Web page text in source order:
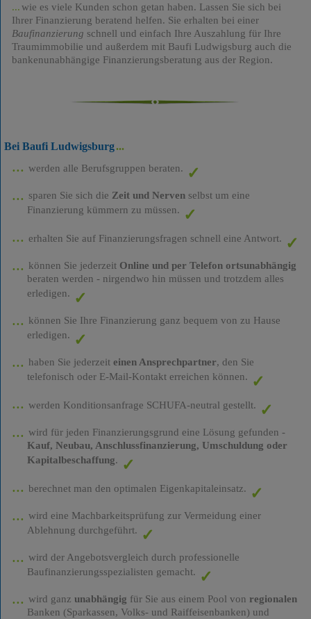
wie es viele Kunden schon getan haben. Lassen Sie sich bei
Ihrer Finanzierung beratend helfen. Sie erhalten bei einer
Baufinanzierung schnell und einfach Ihre Auszahlung für Ihre
Traumimmobilie und außerdem mit Baufi Ludwigsburg auch die
bankenunabhängige Finanzierungsberatung aus der Region.
Bei Baufi Ludwigsburg
werden alle Berufsgruppen beraten.
sparen Sie sich die Zeit und Nervenselbst um eine
Finanzierung kümmern zu müssen.
erhalten Sie auf Finanzierungsfragen schnell eine Antwort.
können Sie jederzeit Online und per Telefon ortsunabhängig
beraten werden - nirgendwo hin müssen und trotzdem alles
erledigen.
können Sie Ihre Finanzierung ganz bequem von zu Hause
erledigen.
haben Sie jederzeit einen Ansprechpartner, den Sie
telefonisch oder E-Mail-Kontakt erreichen können.
werden Konditionsanfrage SCHUFA-neutral gestellt.
wird für jeden Finanzierungsgrund eine Lösung gefunden -
Kauf, Neubau, Anschlussfinanzierung, Umschuldung oder
Kapitalbeschaffung.
berechnet man den optimalen Eigenkapitaleinsatz.
wird eine Machbarkeitsprüfung zur Vermeidung einer
Ablehnung durchgeführt.
wird der Angebotsvergleich durch professionelle
Baufinanzierungsspezialisten gemacht.
wird ganz unabhängig für Sie aus einem Pool von regionalen
Banken (Sparkassen, Volks- und Raiffeisenbanken) und